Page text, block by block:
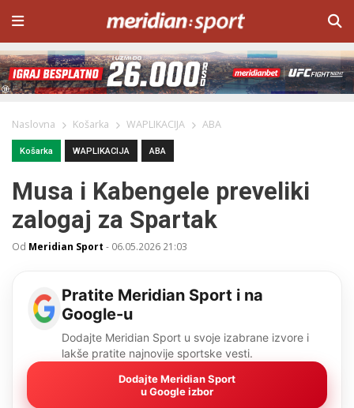
Naslovna Košarka WAPLIKACIJA ABA
Košarka WAPLIKACIJA ABA
Musa i Kabengele preveliki
zalogaj za Spartak
Od Meridian Sport - 06.05.2026 21:03
Pratite Meridian Sport i na
Google-u
Dodajte Meridian Sport u svoje izabrane izvore i
lakše pratite najnovije sportske vesti.
Dodajte Meridian Sport
u Google izbor